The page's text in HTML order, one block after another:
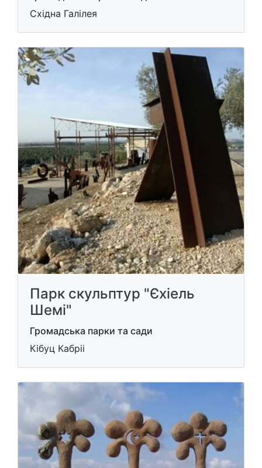
Східна Галілея
Парк скульптур "Єхіель
Шемі"
Громадська парки та сади
Кібуц Кабріі